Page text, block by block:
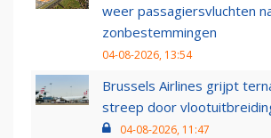
weer passagiersvluchten
zonbestemmingen
04-08-2026, 13:54
Brussels Airlines grijpt
streep door
04-08-2026, 11:47